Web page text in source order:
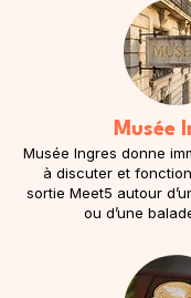
Musée
Musée Ingres donne
à discuter et
sortie Meet5 autour
ou d’une